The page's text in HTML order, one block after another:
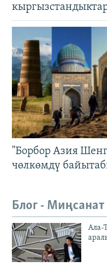
"Борбор Азия
чөлкөмдү
Блог - Миңсанат
Ала-